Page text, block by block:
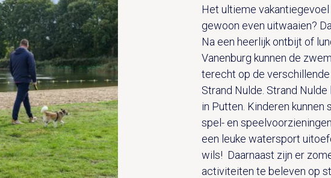
Het ultieme
gewoon even uitwaaien?
Na een heerlijk ontbijt of
Vanenburg kunnen de
terecht op de
Strand Nulde. Strand
in Putten. Kinderen
spel- en
een leuke watersport
wils! Daarnaast zijn er
activiteiten te beleven op